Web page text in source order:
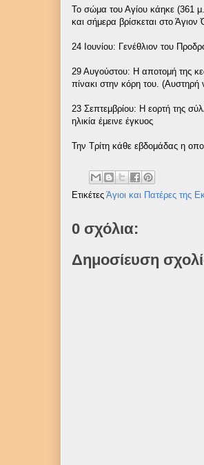
Το σώμα του Αγίου κάηκε (361
και σήμερα βρίσκεται στο
24 Ιουνίου: Γενέθλιον του
29 Αυγούστου: Η αποτομή της
πίνακι στην κόρη του. (Αυστηρή
23 Σεπτεμβρίου: Η εορτή της
ηλικία έμεινε έγκυος
Την Τρίτη κάθε εβδομάδας η
Ετικέτες Άγιοι και Πατέρες της
0 σχόλια:
Δημοσίευση